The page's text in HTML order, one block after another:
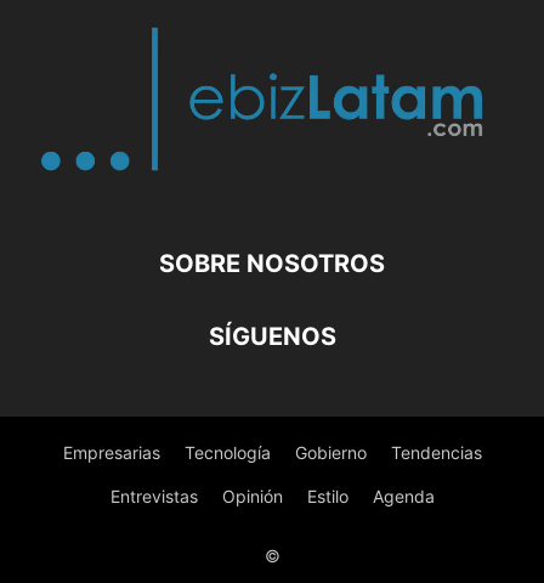
SOBRE NOSOTROS
SÍGUENOS
Empresarias Tecnología Gobierno Tendencias
Entrevistas Opinión Estilo Agenda
©